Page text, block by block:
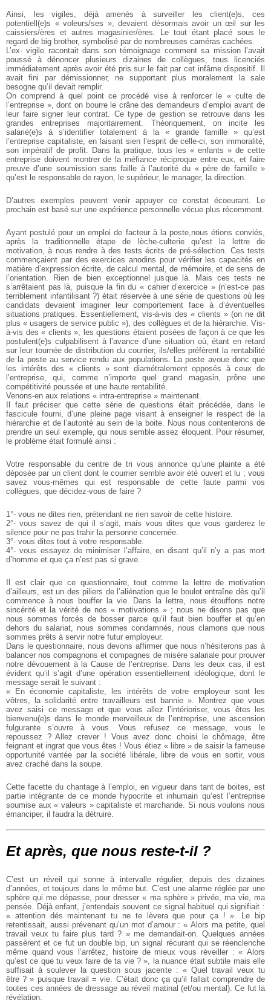
Ainsi, les vigiles, déjà amenés à surveiller les client(e)s, ces
potentiell(e)s « voleurs/ses », devaient désormais avoir un œil sur les
caissiers/ères et autres magasinier/ères. Le tout étant placé sous le
regard de big brother, symbolisé par de nombreuses caméras cachées.
L’ex- vigile racontait dans son témoignage comment sa mission l’avait
poussé à dénoncer plusieurs dizaines de collègues, tous licenciés
immédiatement après avoir été pris sur le fait par cet infâme dispositif. Il
avait fini par démissionner, ne supportant plus moralement la sale
besogne qu’il devait remplir.
On comprend à quel point ce procédé vise à renforcer le « culte de
l’entreprise », dont on bourre le crâne des demandeurs d’emploi avant de
leur faire signer leur contrat. Ce type de gestion se retrouve dans les
grandes entreprises majoritairement. Théoriquement, on incite les
salarié(e)s à s’identifier totalement à la « grande famille » qu’est
l’entreprise capitaliste, en faisant sien l’esprit de celle-ci, son immoralité,
son impératif de profit. Dans la pratique, tous les « enfants » de cette
entreprise doivent montrer de la méfiance réciproque entre eux, et faire
preuve d’une soumission sans faille à l’autorité du « père de famille »
qu’est le responsable de rayon, le supérieur, le manager, la direction.
D’autres exemples peuvent venir appuyer ce constat écoeurant. Le
prochain est basé sur une expérience personnelle vécue plus récemment.
Ayant postulé pour un emploi de facteur à la poste,nous étions conviés,
après la traditionnelle étape de lèche-culterie qu’est la lettre de
motivation, à nous rendre à des tests écrits de pré-sélection. Ces tests
commençaient par des exercices anodins pour vérifier les capacités en
matière d’expression écrite, de calcul mental, de mémoire, et de sens de
l’orientation. Rien de bien exceptionnel jusque là. Mais ces tests ne
s’arrêtaient pas là, puisque la fin du « cahier d’exercice » (n’est-ce pas
terriblement infantilisant ?) était réservée à une série de questions où les
candidats devaient imaginer leur comportement face à d’éventuelles
situations pratiques. Essentiellement, vis-à-vis des « clients » (on ne dit
plus « usagers de service public »), des collègues et de la hiérarchie. Vis-
à-vis des « clients », les questions étaient posées de façon à ce que les
postulent(e)s culpabilisent à l’avance d’une situation où, étant en retard
sur leur tournée de distribution du courrier, ils/elles préfèrent la rentabilité
de la poste au service rendu aux populations. La poste avoue donc que
les intérêts des « clients » sont diamétralement opposés à ceux de
l’entreprise, qui, comme n’importe quel grand magasin, prône une
compétitivité poussée et une haute rentabilité.
Venons-en aux relations « intra-entreprise » maintenant.
Il faut préciser que cette série de questions était précédée, dans le
fascicule fourni, d’une pleine page visant à enseigner le respect de la
hiérarchie et de l’autorité au sein de la boite. Nous nous contenterons de
prendre un seul exemple, qui nous semble assez éloquent. Pour résumer,
le problème était formulé ainsi :
Votre responsable du centre de tri vous annonce qu’une plainte a été
déposée par un client dont le courrier semble avoir été ouvert et lu ; vous
savez vous-mêmes qui est responsable de cette faute parmi vos
collègues, que décidez-vous de faire ?
1°- vous ne dites rien, prétendant ne rien savoir de cette histoire.
2°- vous savez de qui il s’agit, mais vous dites que vous garderez le
silence pour ne pas trahir la personne concernée.
3°- vous dites tout à votre responsable.
4°- vous essayez de minimiser l’affaire, en disant qu’il n’y a pas mort
d’homme et que ça n’est pas si grave.
Il est clair que ce questionnaire, tout comme la lettre de motivation
d’ailleurs, est un des piliers de l’aliénation que le boulot entraîne dès qu’il
commence à nous bouffer la vie. Dans la lettre, nous étouffons notre
sincérité et la vérité de nos « motivations » ; nous ne disons pas que
nous sommes forcés de bosser parce qu’il faut bien bouffer et qu’en
dehors du salariat, nous sommes condamnés, nous clamons que nous
sommes prêts à servir notre futur employeur.
Dans le questionnaire, nous devons affirmer que nous n’hésiterons pas à
balancer nos compagnons et compagnes de misère salariale pour prouver
notre dévouement à la Cause de l’entreprise. Dans les deux cas, il est
évident qu’il s’agit d’une opération essentiellement idéologique, dont le
message serait le suivant :
« En économie capitaliste, les intérêts de votre employeur sont les
vôtres, la solidarité entre travailleurs est bannie ». Montrez que vous
avez saisi ce message et que vous allez l’intérioriser, vous êtes les
bienvenu(e)s dans le monde merveilleux de l’entreprise, une ascension
fulgurante s’ouvre à vous. Vous refusez ce message, vous le
repoussez ? Allez crever ! Vous avez donc choisi le chômage, être
feignant et ingrat que vous êtes ! Vous étiez « libre » de saisir la fameuse
opportunité vantée par la société libérale, libre de vous en sortir, vous
avez craché dans la soupe.
Cette facette du chantage à l’emploi, en vigueur dans tant de boites, est
partie intégrante de ce monde hypocrite et inhumain qu’est l’entreprise
soumise aux « valeurs » capitaliste et marchande. Si nous voulons nous
émanciper, il faudra la détruire.
Et après, que nous reste-t-il ?
C’est un réveil qui sonne à intervalle régulier, depuis des dizaines
d’années, et toujours dans le même but. C’est une alarme réglée par une
sphère qui me dépasse, pour dresser « ma sphère » privée, ma vie, ma
pensée. Déjà enfant, j’entendais souvent ce signal habituel qui signifiait :
« attention dés maintenant tu ne te lèvera que pour ça ! ». Le bip
retentissait, aussi prévenant qu’un mot d’amour : « Alors ma petite, quel
travail veux tu faire plus tard ? » me demandait-on. Quelques années
passèrent et ce fut un double bip, un signal récurant qui se réenclenche
même quand vous l’arrêtez, histoire de mieux vous réveiller : « Alors
qu’est ce que tu veux faire de ta vie ? », la nuance était subtile mais elle
suffisait à soulever la question sous jacente : « Quel travail veux tu
être ? » puisque travail = vie. C’était donc ça qu’il fallait comprendre de
toutes ces années de dressage au réveil matinal (et/ou mental). Ce fut la
révélation.